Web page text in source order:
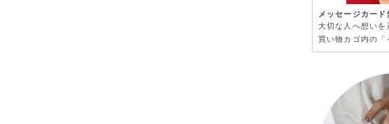
メッセージカード
大切な人へ想い
買い物カゴ内の「